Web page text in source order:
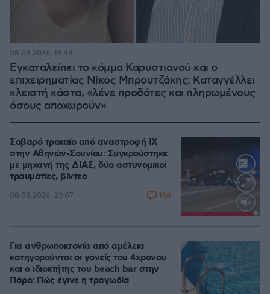
Εγκαταλείπει το κόμμα Καρυστιανού και ο
επιχειρηματίας Νίκος Μπρουτζάκης: Καταγγέλλει
κλειστή κάστα, «λένε προδότες και πληρωμένους
όσους αποχωρούν»
08.08.2026, 18:48
Loaded:
Σοβαρό τροχαίο από αναστροφή ΙΧ
στην Αθηνών-Σουνίου: Συγκρούστηκε
με μηχανή της ΔΙΑΣ, δύο αστυνομικοί
τραυματίες, βίντεο
08.08.2026, 23:07 168
Για ανθρωποκτονία από αμέλεια
κατηγορούνται οι γονείς του 4χρονου
και ο ιδιοκτήτης του beach bar στην
Πάρο: Πώς έγινε η τραγωδία